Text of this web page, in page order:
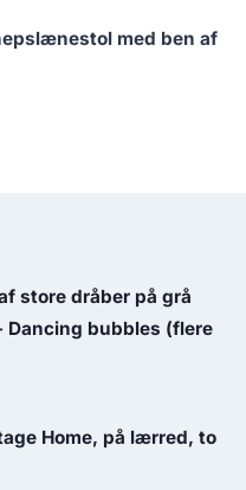
med ben af
store dråber på grå
Dancing bubbles (flere
Home, på lærred, to